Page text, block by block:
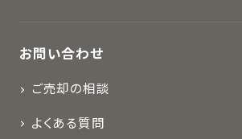
お問い合わせ
ご売却の相談
よくある質問